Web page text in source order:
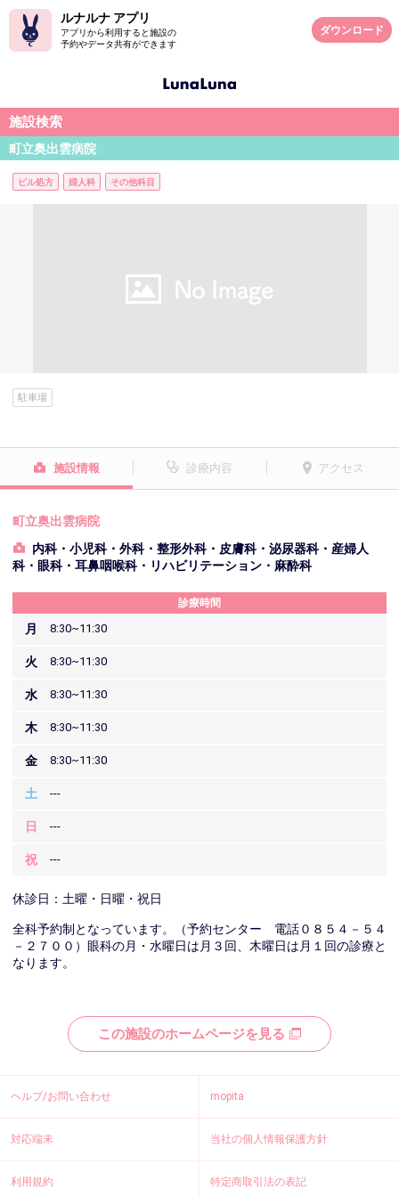
ルナルナ アプリ
アプリから利用すると施設の
予約やデータ共有ができます
ダウンロード
施設検索
町立奥出雲病院
ピル処方 婦人科 その他科目
駐車場
施設情報 診療内容 アクセス
町立奥出雲病院
内科・小児科・外科・整形外科・皮膚科・泌尿器科・産婦人
科・眼科・耳鼻咽喉科・リハビリテーション・麻酔科
診療時間
月 8:30~11:30
火 8:30~11:30
水 8:30~11:30
木 8:30~11:30
金 8:30~11:30
土 ---
日 ---
祝 ---
休診日：土曜・日曜・祝日
全科予約制となっています。（予約センター 電話０８５４－５４
－２７００）眼科の月・水曜日は月３回、木曜日は月１回の診療と
なります。
この施設のホームページを見る
ヘルプ/お問い合わせ mopita
対応端末 当社の個人情報保護方針
利用規約 特定商取引法の表記